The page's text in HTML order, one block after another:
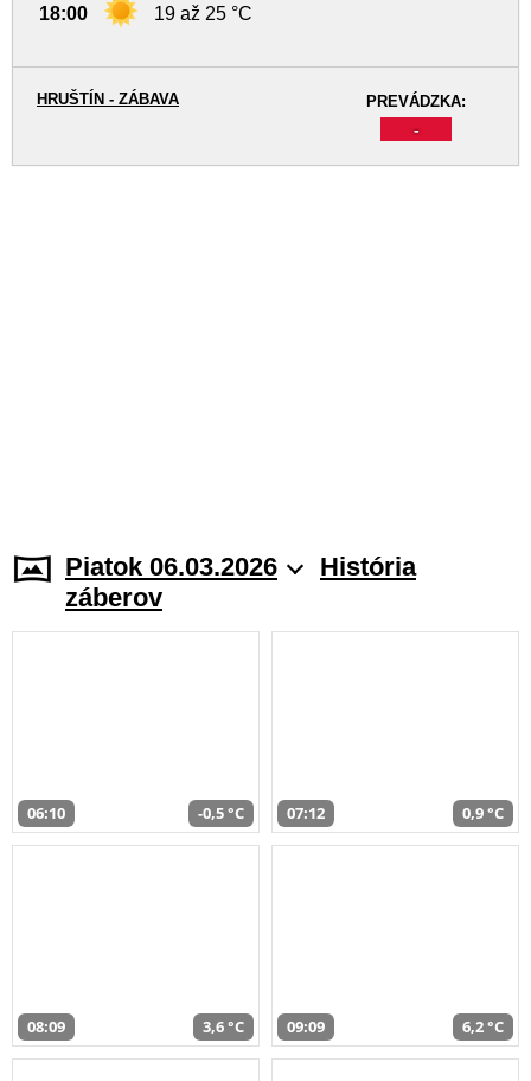
18:00 19 až 25 °C
PREVÁDZKA:
-
HRUŠTÍN - ZÁBAVA
Piatok 06.03.2026
História
záberov
06:10 -0,5 °C 07:12 0,9 °C
08:09 3,6 °C 09:09 6,2 °C